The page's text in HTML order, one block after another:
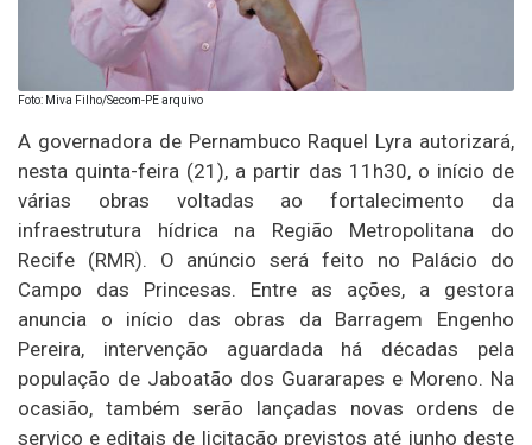
Foto: Miva Filho/Secom-PE arquivo
A governadora de Pernambuco Raquel Lyra autorizará,
nesta quinta-feira (21), a partir das 11h30, o início de
várias obras voltadas ao fortalecimento da
infraestrutura hídrica na Região Metropolitana do
Recife (RMR). O anúncio será feito no Palácio do
Campo das Princesas. Entre as ações, a gestora
anuncia o início das obras da Barragem Engenho
Pereira, intervenção aguardada há décadas pela
população de Jaboatão dos Guararapes e Moreno. Na
ocasião, também serão lançadas novas ordens de
serviço e editais de licitação previstos até junho deste